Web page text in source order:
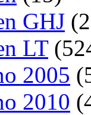
GHJ
LT
2005
2010